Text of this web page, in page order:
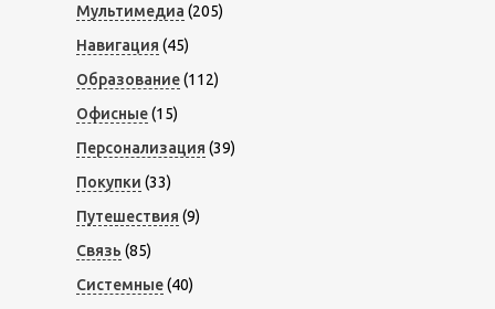
Мультимедиа (205)
Навигация (45)
Образование(112)
Офисные(15)
Персонализация (39)
Покупки (33)
Путешествия (9)
Связь (85)
Системные(40)